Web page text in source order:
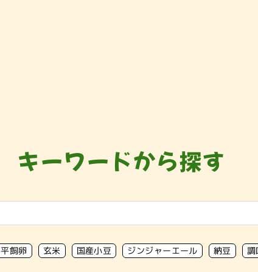
キーワードから探す
平飼卵 玄米 国産小豆 ジンジャーエール 納豆 調